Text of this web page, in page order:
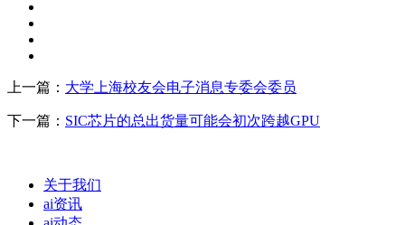
上一篇： 大学上海校友会电子消息专委会委员
下一篇： SIC芯片的总出货量可能会初次跨越GPU
关于我们
ai资讯